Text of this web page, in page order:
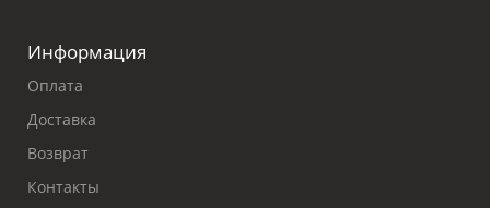
Информация
Оплата
Доставка
Возврат
Контакты